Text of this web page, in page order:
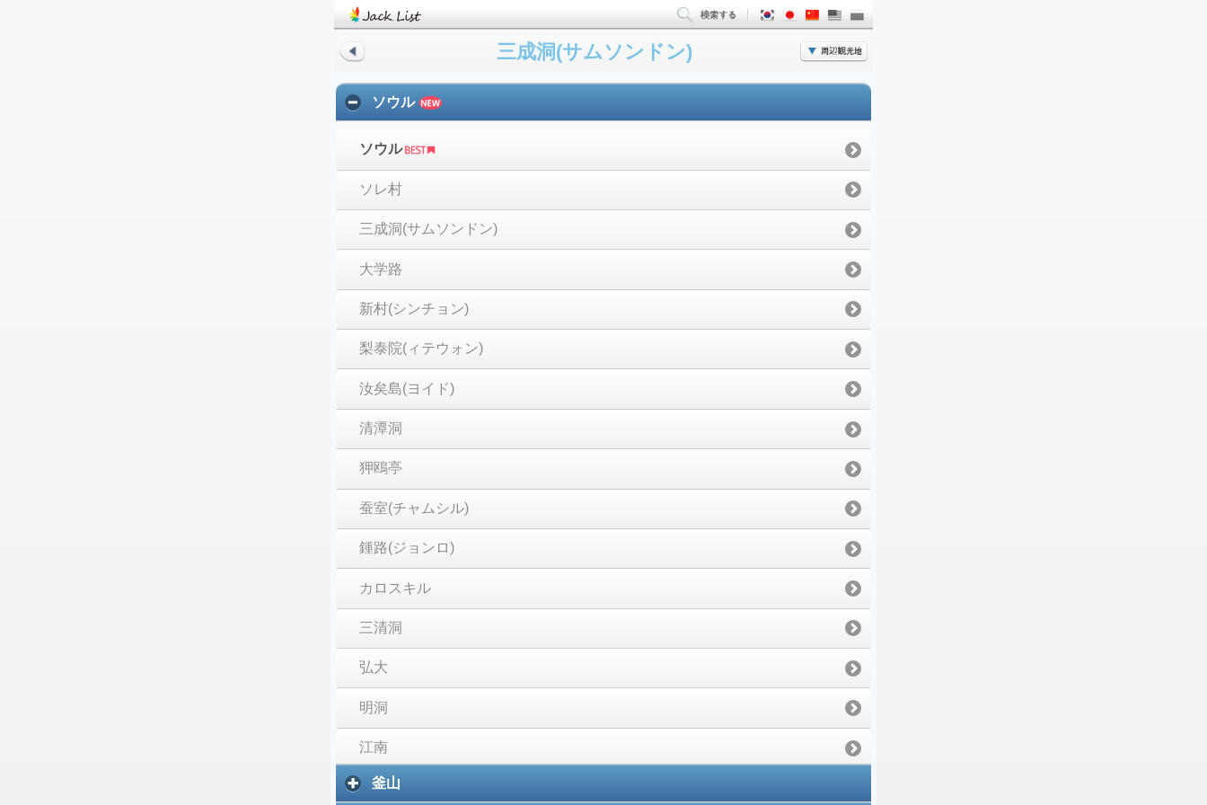
三成洞(サムソンドン)
ソウル
ソウル
ソレ村
三成洞(サムソンドン)
大学路
新村(シンチョン)
梨泰院(ィテウォン)
汝矣島(ヨイド)
清潭洞
狎鴎亭
蚕室(チャムシル)
鍾路(ジョンロ)
カロスキル
三清洞
弘大
明洞
江南
釜山